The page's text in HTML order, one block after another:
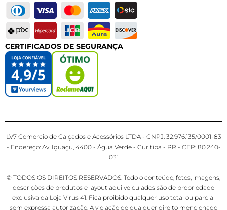
CERTIFICADOS DE SEGURANÇA
LV7 Comercio de Calçados e Acessórios LTDA - CNPJ: 32.976.135/0001-83
- Endereço: Av. Iguaçu, 4400 - Água Verde - Curitiba - PR - CEP: 80.240-
031
© TODOS OS DIREITOS RESERVADOS. Todo o conteúdo, fotos, imagens,
descrições de produtos e layout aqui veiculados são de propriedade
exclusiva da Loja Virus 41. Fica proibido qualquer uso total ou parcial
sem expressa autorização. A violação de qualquer direito mencionado